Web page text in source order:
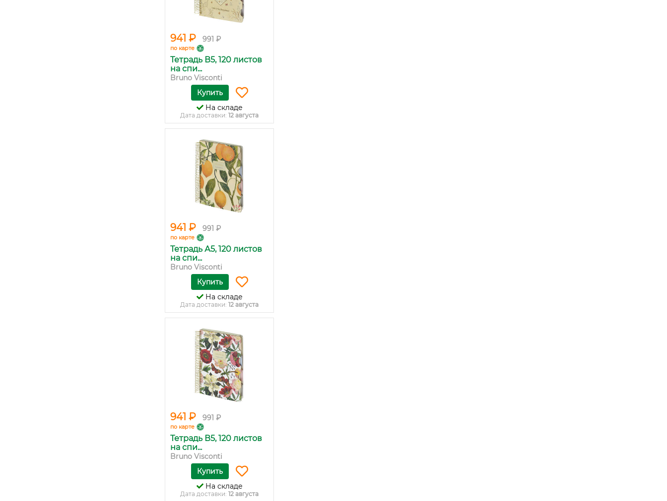
941 ₽ 991 ₽
по карте
Тетрадь В5, 120 листов
на спи...
Bruno Visconti
Купить
На складе
Дата доставки: 12 августа
941 ₽ 991 ₽
по карте
Тетрадь А5, 120 листов
на спи...
Bruno Visconti
Купить
На складе
Дата доставки: 12 августа
941 ₽ 991 ₽
по карте
Тетрадь В5, 120 листов
на спи...
Bruno Visconti
Купить
На складе
Дата доставки: 12 августа